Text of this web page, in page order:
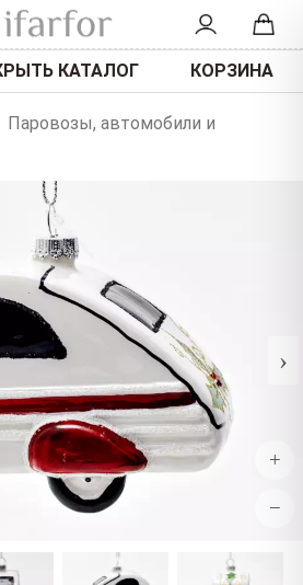
КАТАЛОГ КОРЗИНА
Паровозы, автомобили и
›
+
−